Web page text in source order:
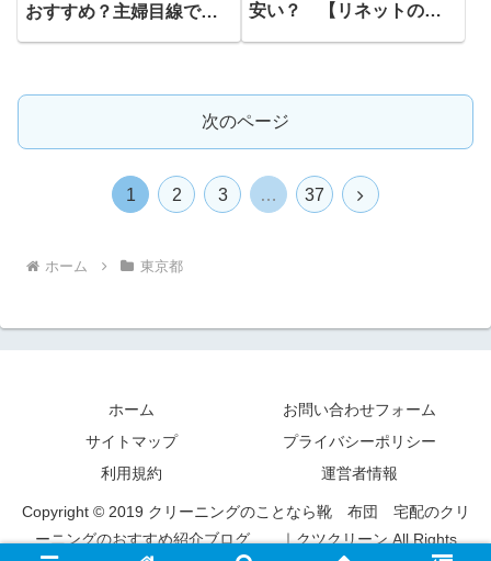
おすすめ？主婦目線で人
安い？ 【リネットの保
次のページ
1 2 3 … 37
次
ホーム 東京都
ホーム
お問い合わせフォーム
サイトマップ
プライバシーポリシー
利用規約
運営者情報
Copyright © 2019 クリーニングのことなら靴 布団 宅配のクリ
ーニングのおすすめ紹介ブログ ｜クツクリーン All Rights